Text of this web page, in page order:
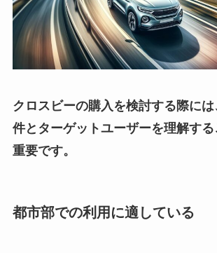
クロスビーの購入を検討する際に
件とターゲットユーザーを理解す
重要です。
都市部での利用に適している